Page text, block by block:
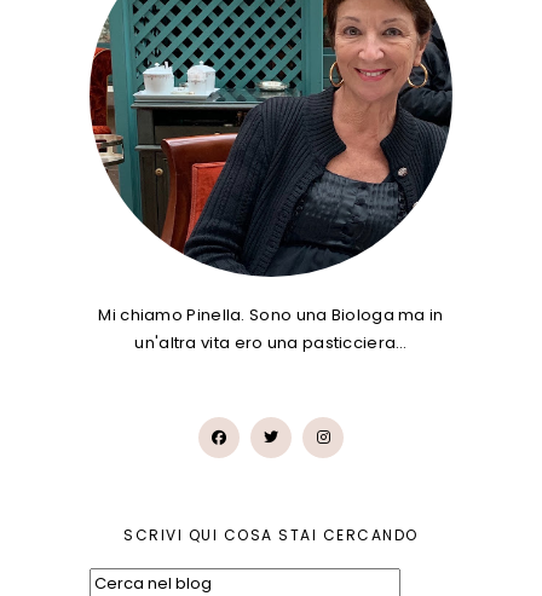
Mi chiamo Pinella. Sono una Biologa ma in
un'altra vita ero una pasticciera…
SCRIVI QUI COSA STAI CERCANDO